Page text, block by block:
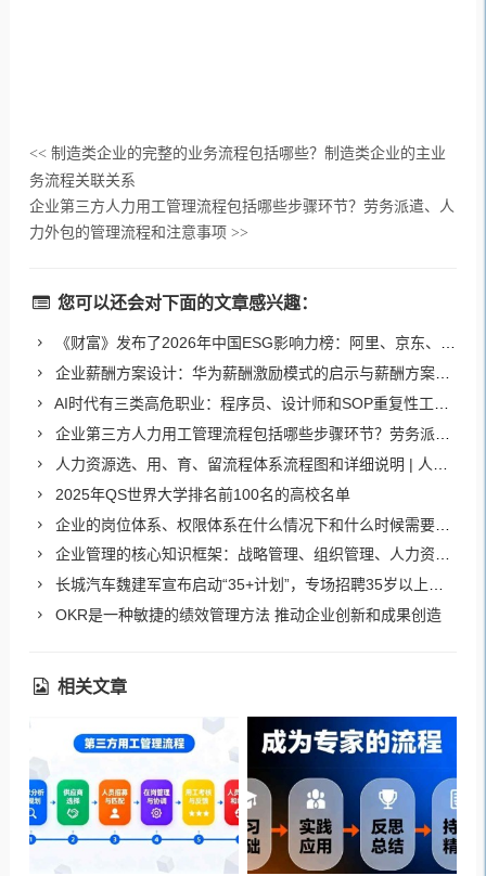
<<制造类企业的完整的业务流程包括哪些？制造类企业的主业
务流程关联关系
企业第三方人力用工管理流程包括哪些步骤环节？劳务派遣、人
力外包的管理流程和注意事项 >>
您可以还会对下面的文章感兴趣：
《财富》发布了2026年中国ESG影响力榜：阿里、京东、海尔、海信、荣耀等76家企业上榜
企业薪酬方案设计：华为薪酬激励模式的启示与薪酬方案优化思路
AI时代有三类高危职业：程序员、设计师和SOP重复性工作者（如客服、法律岗）
企业第三方人力用工管理流程包括哪些步骤环节？劳务派遣、人力外包的管理流程和注意事项
人力资源选、用、育、留流程体系流程图和详细说明 | 人力资源业务完整流程图
2025年QS世界大学排名前100名的高校名单
企业的岗位体系、权限体系在什么情况下和什么时候需要进行调整
企业管理的核心知识框架：战略管理、组织管理、人力资源管理、财务管理、市场营销管理、运营管理、风险管理、信息化管理
长城汽车魏建军宣布启动“35+计划”，专场招聘35岁以上人才
OKR是一种敏捷的绩效管理方法 推动企业创新和成果创造
相关文章